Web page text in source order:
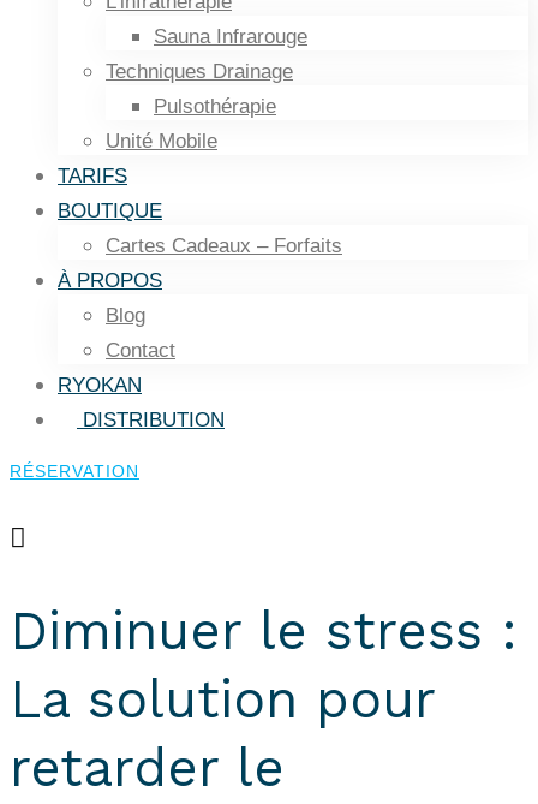
Sauna Infrarouge
Techniques Drainage
Pulsothérapie
Unité Mobile
TARIFS
BOUTIQUE
Cartes Cadeaux – Forfaits
À PROPOS
Blog
Contact
RYOKAN
DISTRIBUTION
RÉSERVATION
Diminuer le stress :
La solution pour
retarder le